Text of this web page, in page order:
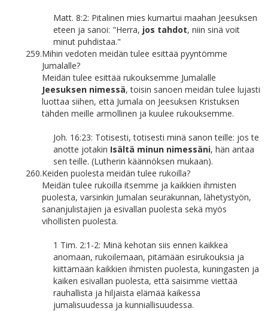
Matt. 8:2: Pitalinen mies kumartui maahan Jeesuksen
eteen ja sanoi: "Herra, jos tahdot, niin sinä voit
minut puhdistaa."
259.Mihin vedoten meidän tulee esittää pyyntömme
Jumalalle?
Meidän tulee esittää rukouksemme Jumalalle
Jeesuksen nimessä, toisin sanoen meidän tulee lujasti
luottaa siihen, että Jumala on Jeesuksen Kristuksen
tähden meille armollinen ja kuulee rukouksemme.
Joh. 16:23: Totisesti, totisesti minä sanon teille: jos te
anotte jotakin Isältä minun nimessäni, hän antaa
sen teille. (Lutherin käännöksen mukaan).
260.Keiden puolesta meidän tulee rukoilla?
Meidän tulee rukoilla itsemme ja kaikkien ihmisten
puolesta, varsinkin Jumalan seurakunnan, lähetystyön,
sananjulistajien ja esivallan puolesta sekä myös
vihollisten puolesta.
1 Tim. 2:1-2: Minä kehotan siis ennen kaikkea
anomaan, rukoilemaan, pitämään esirukouksia ja
kiittämään kaikkien ihmisten puolesta, kuningasten ja
kaiken esivallan puolesta, että saisimme viettää
rauhallista ja hiljaista elämää kaikessa
jumalisuudessa ja kunniallisuudessa.